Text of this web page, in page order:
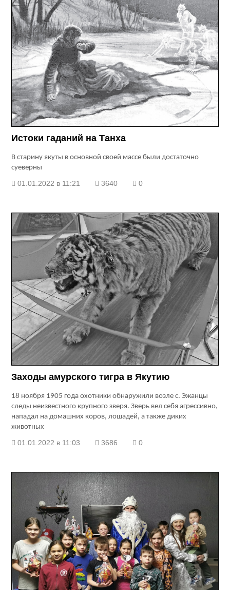
Истоки гаданий на Танха
В старину якуты в основной своей массе были достаточно
суеверны
01.01.2022 в 11:21 3640 0
Заходы амурского тигра в Якутию
18 ноября 1905 года охотники обнаружили возле с. Эжанцы
следы неизвестного крупного зверя. Зверь вел себя агрессивно,
нападал на домашних коров, лошадей, а также диких
животных
01.01.2022 в 11:03 3686 0